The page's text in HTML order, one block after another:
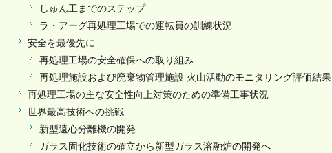
しゅん工までのステップ
ラ・アーグ再処理工場での運転員の訓練状況
安全を最優先に
再処理工場の安全確保への取り組み
再処理施設および廃棄物管理施設 火山活動のモニタリング評価結果
再処理工場の主な安全性向上対策のための準備工事状況
世界最高技術への挑戦
新型遠心分離機の開発
ガラス固化技術の確立から新型ガラス溶融炉の開発へ